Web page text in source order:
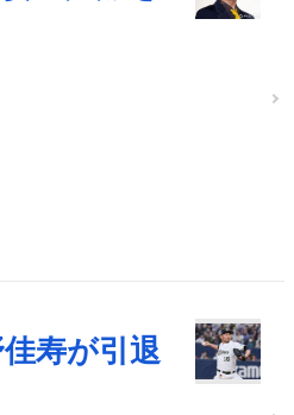
寿が引退